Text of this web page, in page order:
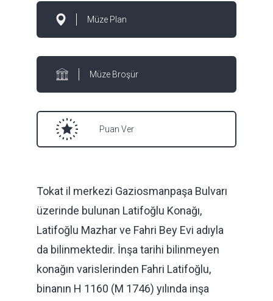
Tokat il merkezi Gaziosmanpaşa Bulvarı
üzerinde bulunan Latifoğlu Konağı,
Latifoğlu Mazhar ve Fahri Bey Evi adıyla
da bilinmektedir. İnşa tarihi bilinmeyen
konağın varislerinden Fahri Latifoğlu,
binanın H 1160 (M 1746) yılında inşa
Müze Plan
Müze Broşür
Puan Ver